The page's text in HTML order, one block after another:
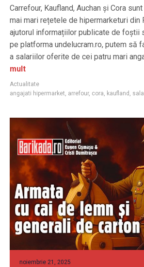
Carrefour, Kaufland, Auchan şi Cora
mai mari rețetele de hipermarketuri din
ajutorul informațiilor publicate de foştii
pe platforma undelucram.ro, putem să
a salariilor oferite de cei patru mari
mult
Actualitate
angajati hipermarket, arrefour, cora, kaufland ,
noiembrie 21, 2025